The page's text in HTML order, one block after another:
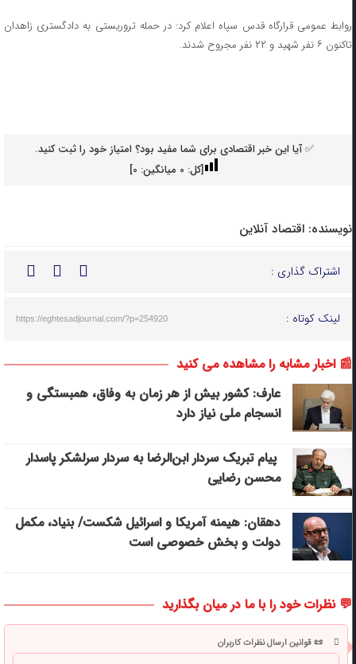
روابط عمومی قرارگاه قدس سپاه اعلام کرد: در حمله تروریستی به دادگستری زاهدان
تاکنون ۶ نفر شهید و ۲۲ نفر مجروح شدند.
✅ آیا این خبر اقتصادی برای شما مفید بود؟ امتیاز خود را ثبت کنید.
[کل: 0میانگین: 0
]
نویسنده: اقتصاد آنلاین
اشتراک گذاری :
لینک کوتاه : https://eghtesadjournal.com/?p=254920
📰 اخبار مشابه را مشاهده می کنید
عارف: کشور بیش از هر زمان به وفاق، همبستگی و
انسجام ملی نیاز دارد
پیام تبریک سردار ابن‌الرضا به سردار سرلشکر پاسدار
محسن رضایی
دهقان: هیمنه آمریکا و اسرائیل شکست/ بنیاد، مکمل
دولت و بخش خصوصی است
💬 نظرات خود را با ما در میان بگذارید
📜 قوانین ارسال نظرات کاربران